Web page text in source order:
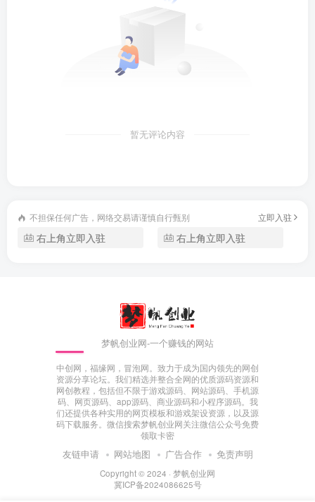
新闻简介: 特斯拉中国推出2025款改款Model 3，前后车标改
为全黑设计，并增加前保险杠摄像头。提供四种配置，价格
23.55万元起，CLTC续航最高830公里。#特斯拉Model3# #新
标题: “蔚小理”2025 年 9 月汽车交付数据出炉：小鹏、蔚来
创新高，理想同比大跌 36%
发布时间: 2025-10-01T16:30:44.75
新闻简介: 造车新势力代表“蔚小理”今日公布了 2025 年 9 月
汽车交付数据，相较去年的状况迎来逆转。
———————-
标题: 小米澎湃 OS 超级岛接入“航旅纵横”：航班进度实时可
见、无需打开 App 即可知座位信息
发布时间: 2025-10-01T17:19:54.513
暂无评论内容
不担保任何广告，网络交易请谨慎自行甄别 立即入驻
右上角立即入驻 右上角立即入驻
梦帆创业网-一个赚钱的网站
中创网，福缘网，冒泡网。致力于成为国内领先的网创
资源分享论坛。我们精选并整合全网的优质源码资源和
网创教程，包括但不限于游戏源码、网站源码、手机源
码、网页源码、app源码、商业源码和小程序源码。我
们还提供各种实用的网页模板和游戏架设资源，以及源
码下载服务。微信搜索梦帆创业网关注微信公众号免费
领取卡密
友链申请 网站地图 广告合作 免责声明
Copyright © 2024 · 梦帆创业网
冀ICP备2024086625号